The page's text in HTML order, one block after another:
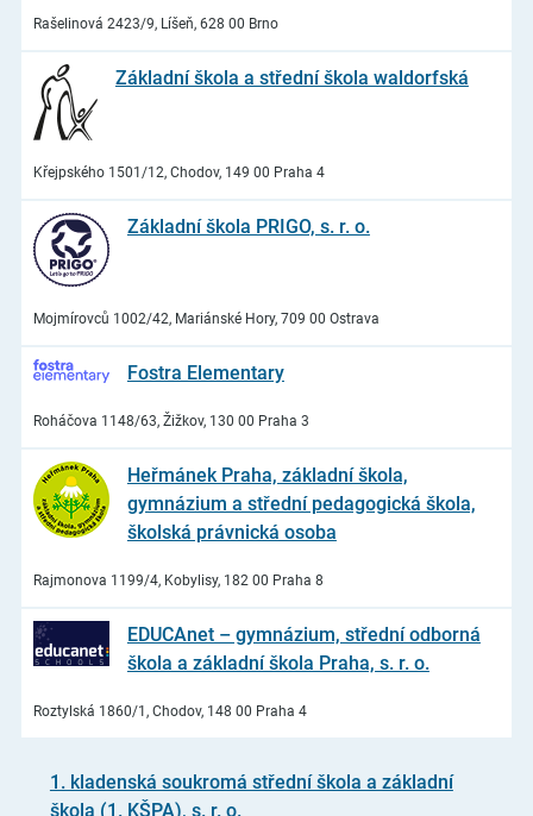
Rašelinová 2423/9, Líšeň, 628 00 Brno
Základní škola a střední škola waldorfská
Křejpského 1501/12, Chodov, 149 00 Praha 4
Základní škola PRIGO, s. r. o.
Mojmírovců 1002/42, Mariánské Hory, 709 00 Ostrava
Fostra Elementary
Roháčova 1148/63, Žižkov, 130 00 Praha 3
Heřmánek Praha, základní škola,
gymnázium a střední pedagogická škola,
školská právnická osoba
Rajmonova 1199/4, Kobylisy, 182 00 Praha 8
EDUCAnet – gymnázium, střední odborná
škola a základní škola Praha, s. r. o.
Roztylská 1860/1, Chodov, 148 00 Praha 4
1. kladenská soukromá střední škola a základní
škola (1. KŠPA), s. r. o.